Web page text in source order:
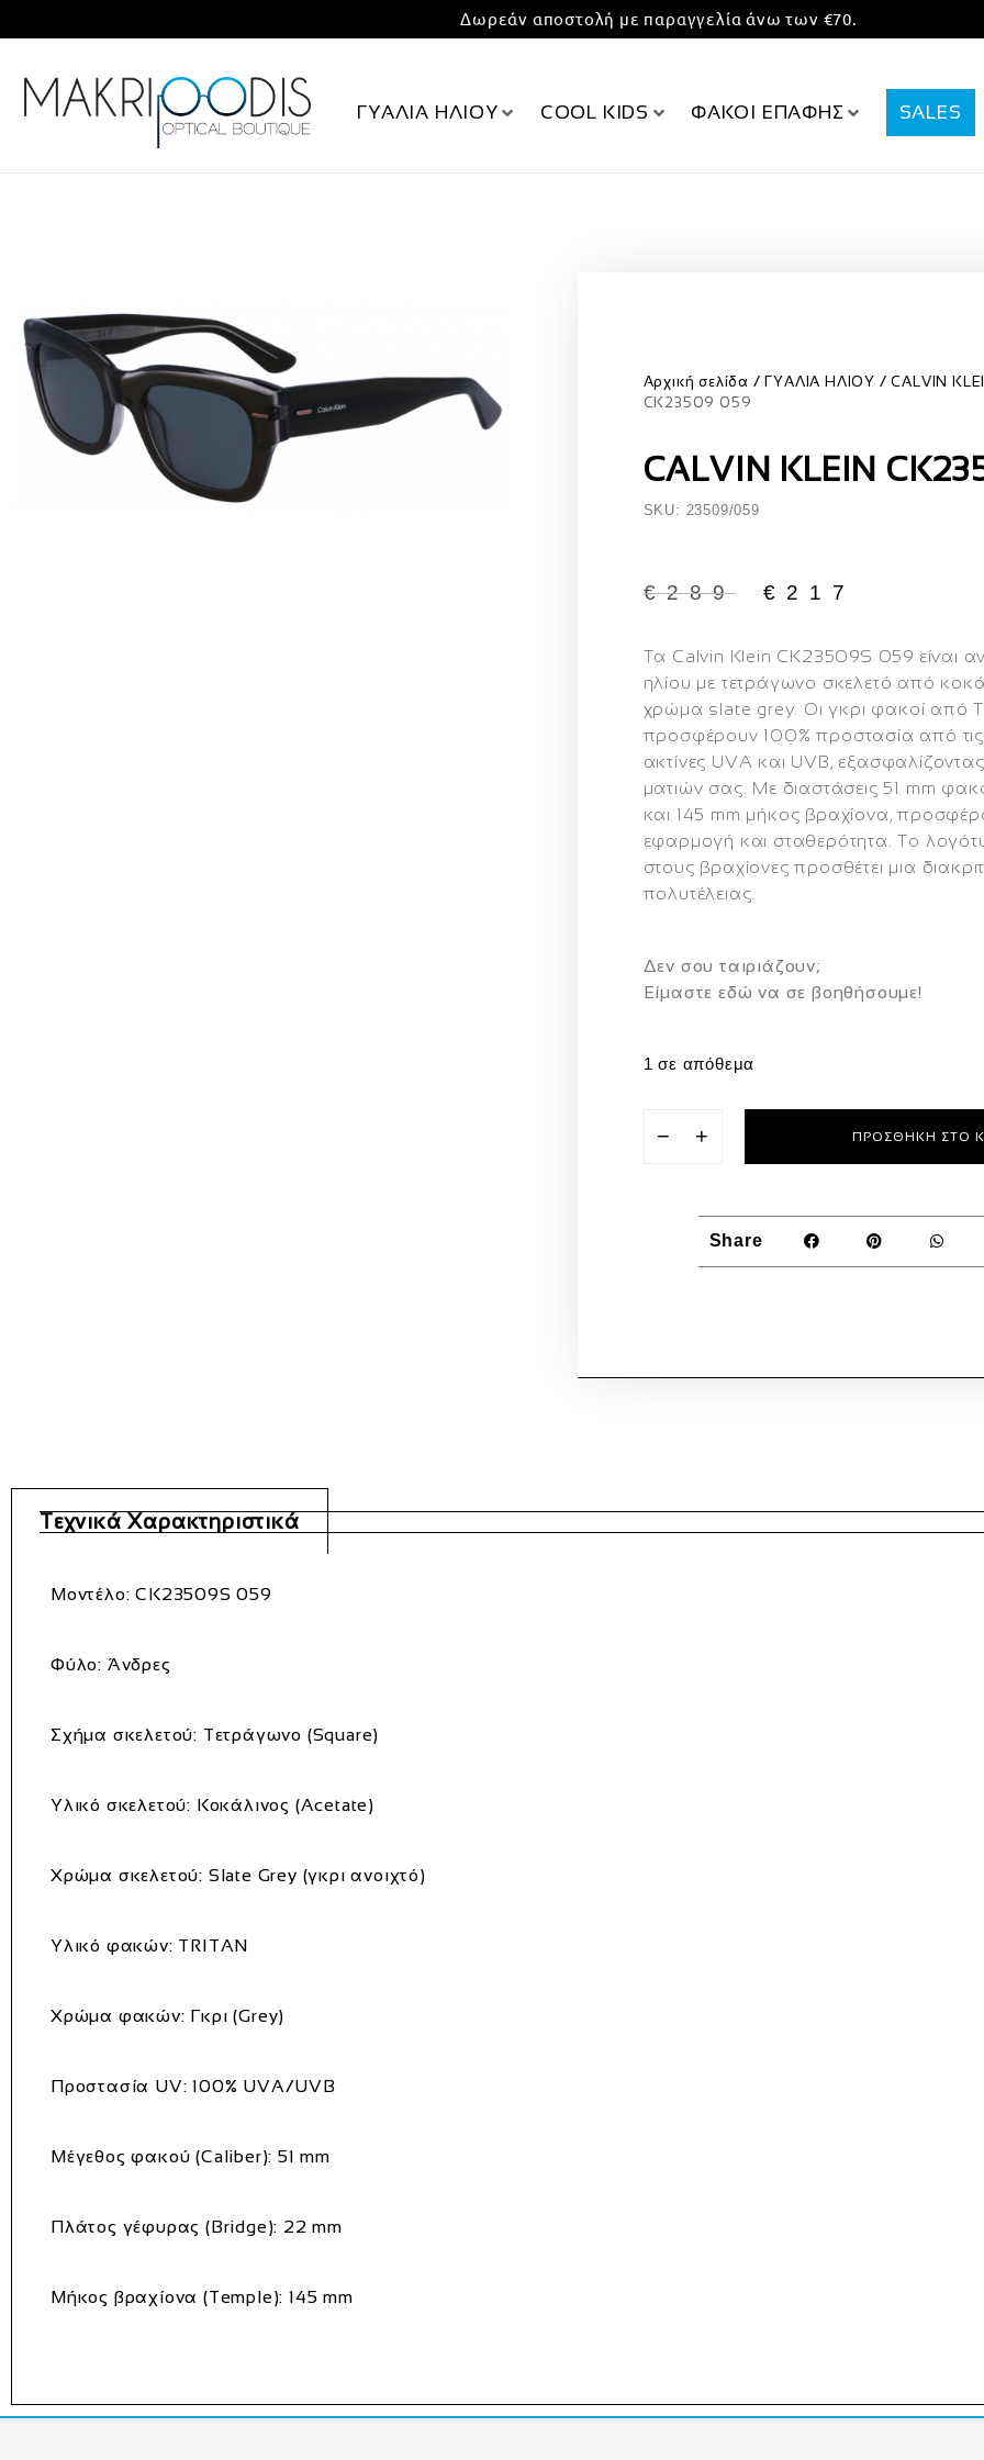
Δωρεάν αποστολή με παραγγελία άνω των €70.
ΓΥΑΛΙΑ ΗΛΙΟΥ COOL KIDS ΦΑΚΟΙ ΕΠΑΦΗΣ SALES
Αρχική σελίδα ΓΥΑΛΙΑ ΗΛΙΟΥ CALVIN
CK23509 059
CALVIN KLEIN
SKU: 23509/059
€289 € 217
Τα Calvin Klein CK23509S 059 είναι
ηλίου με τετράγωνο σκελετό από
χρώμα slate grey. Οι γκρι φακοί από
προσφέρουν 100% προστασία από τις
ακτίνες UVA και UVB,
ματιών σας. Με διαστάσεις 51 mm
και 145 mm μήκος βραχίονα,
εφαρμογή και σταθερότητα. Το
στους βραχίονες προσθέτει μια
πολυτέλειας.
Δεν σου ταιριάζουν;
Eίμαστε εδώ να σε βοηθήσουμε!
1 σε απόθεμα
− + ΠΡΟΣΘΉΚΗ ΣΤΟ
Share
Τεχνικά Χαρακτηριστικά
Μοντέλο: CK23509S 059
Φύλο: Άνδρες
Σχήμα σκελετού: Τετράγωνο (Square)
Υλικό σκελετού: Κοκάλινος (Acetate)
Χρώμα σκελετού: Slate Grey (γκρι ανοιχτό)
Υλικό φακών: TRITAN
Χρώμα φακών: Γκρι (Grey)
Προστασία UV: 100% UVA/UVB
Μέγεθος φακού (Caliber): 51 mm
Πλάτος γέφυρας (Bridge): 22 mm
Μήκος βραχίονα (Temple): 145 mm